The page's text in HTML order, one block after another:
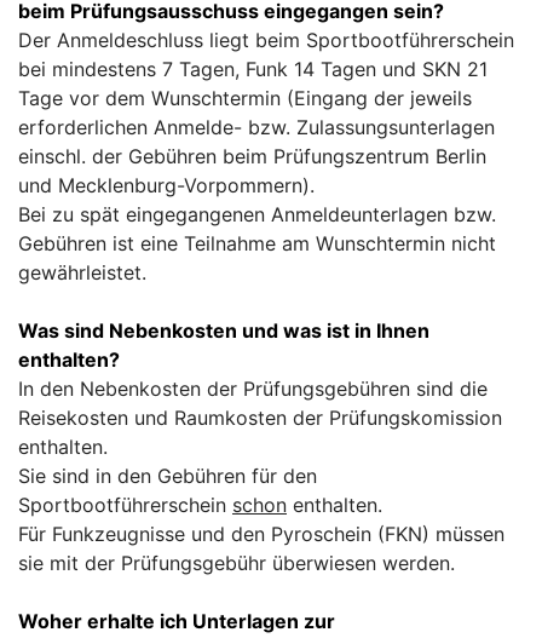
beim Prüfungsausschuss eingegangen sein?
Der Anmeldeschluss liegt beim Sportbootführerschein
bei mindestens 7 Tagen, Funk 14 Tagen und SKN 21
Tage vor dem Wunschtermin (Eingang der jeweils
erforderlichen Anmelde- bzw. Zulassungsunterlagen
einschl. der Gebühren beim Prüfungszentrum Berlin
und Mecklenburg-Vorpommern).
Bei zu spät eingegangenen Anmeldeunterlagen bzw.
Gebühren ist eine Teilnahme am Wunschtermin nicht
gewährleistet.
Was sind Nebenkosten und was ist in Ihnen
enthalten?
In den Nebenkosten der Prüfungsgebühren sind die
Reisekosten und Raumkosten der Prüfungskomission
enthalten.
Sie sind in den Gebühren für den
Sportbootführerschein schon enthalten.
Für Funkzeugnisse und den Pyroschein (FKN) müssen
sie mit der Prüfungsgebühr überwiesen werden.
Woher erhalte ich Unterlagen zur